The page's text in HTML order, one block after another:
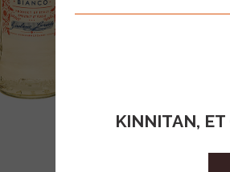
KINNITAN,